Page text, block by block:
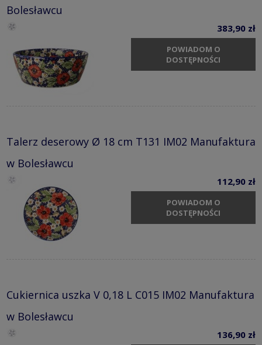
Bolesławcu
383,90 zł
POWIADOM O
DOSTĘPNOŚCI
Talerz deserowy Ø 18 cm T131 IM02 Manufaktura
w Bolesławcu
112,90 zł
POWIADOM O
DOSTĘPNOŚCI
Cukiernica uszka V 0,18 L C015 IM02 Manufaktura
w Bolesławcu
136,90 zł